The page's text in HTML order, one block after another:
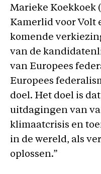
Marieke Koekkoek
Kamerlid voor Volt
komende
van de
van Europees
Europees
doel. Het doel is
uitdagingen van
klimaatcrisis en
in de wereld, als
oplossen.”